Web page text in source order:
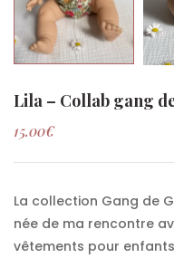
Lila – Collab gang
15.00€
La collection Gang de
née de ma rencontre
vêtements pour